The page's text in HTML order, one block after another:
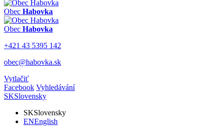
Obec Habovka
Obec Habovka
+421 43 5395 142
obec@habovka.sk
Vytlačiť
Facebook Vyhledávání
SKSlovensky
SKSlovensky
ENEnglish